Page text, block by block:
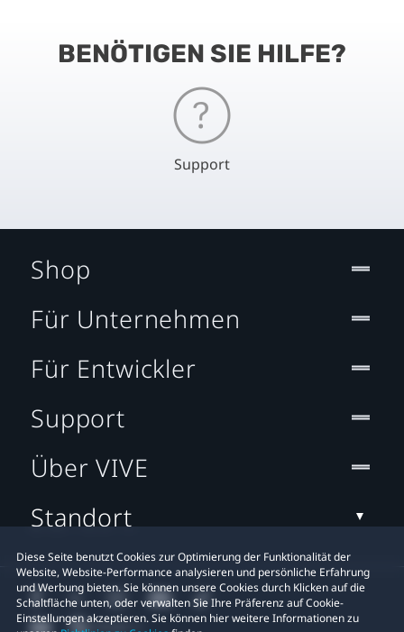
BENÖTIGEN SIE HILFE?
Support
Diese Seite benutzt Cookies zur Optimierung der Funktionalität der
Website, Website-Performance analysieren und persönliche Erfahrung
und Werbung bieten. Sie können unsere Cookies durch Klicken auf die
Schaltfläche unten, oder verwalten Sie Ihre Präferenz auf Cookie-
Einstellungen akzeptieren. Sie können hier weitere Informationen zu
Shop
Für Unternehmen
Für Entwickler
Support
Über VIVE
Standort